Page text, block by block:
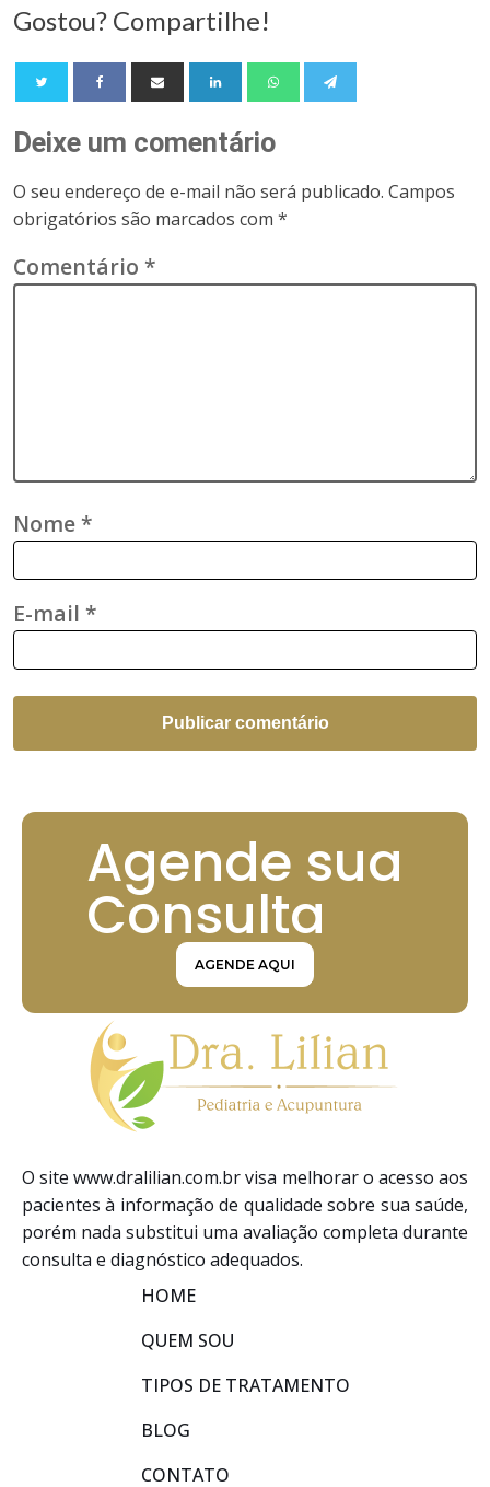
Gostou? Compartilhe!
Deixe um comentário
O seu endereço de e-mail não será publicado. Campos
obrigatórios são marcados com *
Comentário *
Nome*
E-mail *
Agende sua
Consulta
AGENDE AQUI
O site www.dralilian.com.br visa melhorar o acesso aos
pacientes à informação de qualidade sobre sua saúde,
porém nada substitui uma avaliação completa durante
consulta e diagnóstico adequados.
HOME
QUEM SOU
TIPOS DE TRATAMENTO
BLOG
CONTATO